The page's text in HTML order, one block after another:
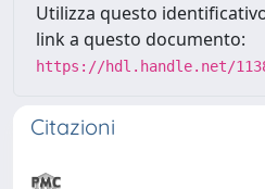
Utilizza questo
link a questo documento:
https://hdl.handle.net/
Citazioni